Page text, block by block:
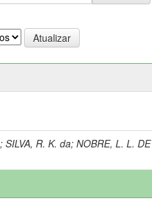
;SILVA, R. K. da;NOBRE, L. L. DE